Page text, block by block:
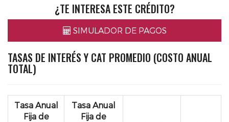
¿TE INTERESA ESTE CRÉDITO?
SIMULADOR DE PAGOS
TASAS DE INTERÉS Y CAT PROMEDIO (COSTO ANUAL
TOTAL)
Tasa Anual
Fija de
Tasa Anual
Fija de